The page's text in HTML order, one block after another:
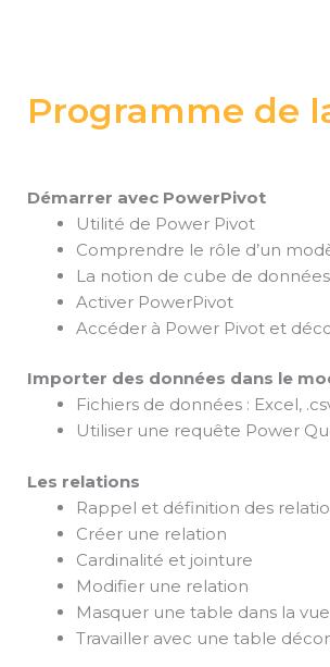
Programme de
Démarrer avec PowerPivot
Utilité de Power Pivot
Comprendre le rôle d’un
La notion de cube de données
Activer PowerPivot
Accéder à Power Pivot et
Importer des données dans le
Fichiers de données : Excel,
Utiliser une requête Power
Les relations
Rappel et définition des
Créer une relation
Cardinalité et jointure
Modifier une relation
Masquer une table dans la
Travailler avec une table